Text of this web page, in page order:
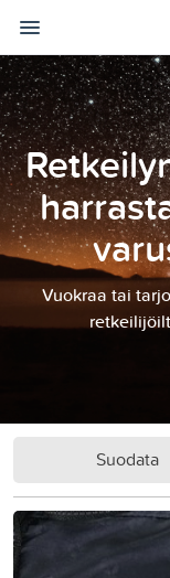
Vuokraa tai
Suodata